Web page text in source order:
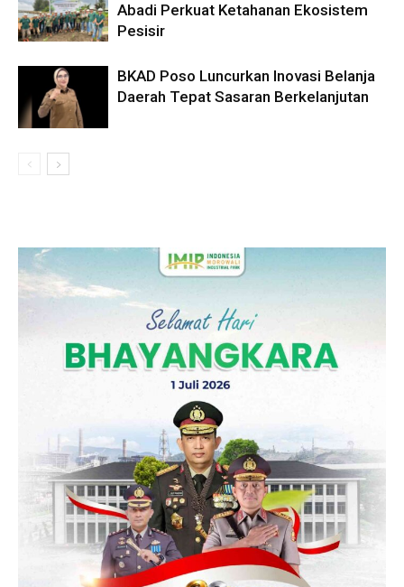
Abadi Perkuat Ketahanan Ekosistem
Pesisir
BKAD Poso Luncurkan Inovasi Belanja
Daerah Tepat Sasaran Berkelanjutan